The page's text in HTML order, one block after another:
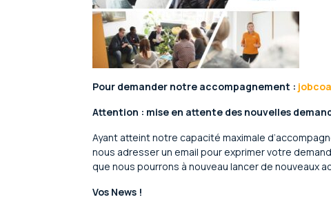
Pour demander notre accompagnement :
Attention : mise en attente des nouvelles
Ayant atteint notre capacité maximale
nous adresser un email pour exprimer votre
que nous pourrons à nouveau lancer de nouveaux
Vos News !